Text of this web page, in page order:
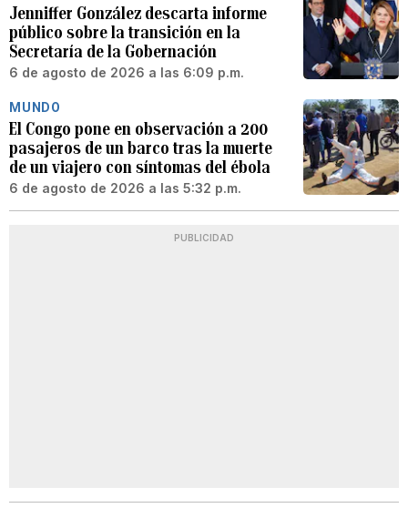
Jenniffer González descarta informe
público sobre la transición en la
Secretaría de la Gobernación
6 de agosto de 2026 a las 6:09 p.m.
MUNDO
El Congo pone en observación a 200
pasajeros de un barco tras la muerte
de un viajero con síntomas del ébola
6 de agosto de 2026 a las 5:32 p.m.
PUBLICIDAD